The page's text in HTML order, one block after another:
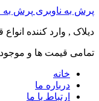
پرش به ناوبری پرش به
دیلاک , وارد کننده
تمامی قیمت ها و
خانه
درباره ما
ارتباط با ما